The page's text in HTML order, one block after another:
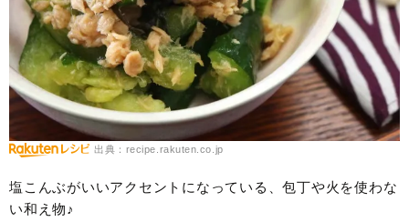
出典：recipe.rakuten.co.jp
塩こんぶがいいアクセントになっている、包丁や火を使わな
い和え物♪